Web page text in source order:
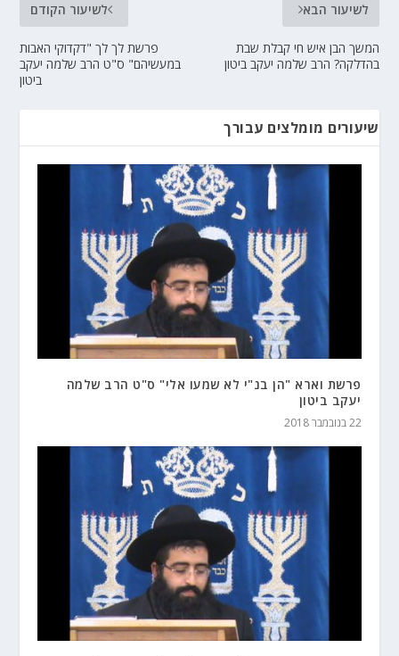
לשיעור הקודם
פרשת לך לך "דקדוקי האבות
במעשיהם" ס"ט הרב שלמה יעקב
ביטון
לשיעור הבא
המשך הבן איש חי קבלת שבת
בהדלקה? הרב שלמה יעקב ביטון
שיעורים מומלצים עבורך
פרשת וארא "הן בנ"י לא שמעו אלי" ס"ט הרב שלמה
יעקב ביטון
22 בנובמבר 2018